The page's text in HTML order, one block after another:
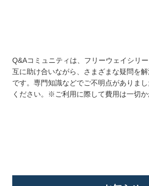
Q&Aコミュニティは、フリーウェイシリ
互に助け合いながら、さまざまな疑問を
です。専門知識などでご不明点がありま
ください。※ご利用に際して費用は一切か